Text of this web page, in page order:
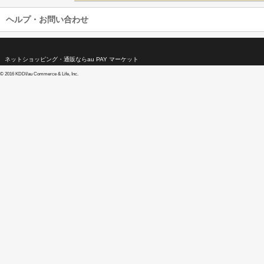
ヘルプ・お問い合わせ
ネットショッピング・通販ならau PAY マーケット
© 2016 KDDI/au Commerce & Life, Inc.